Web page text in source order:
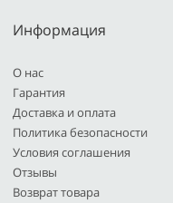
Информация
О нас
Гарантия
Доставка и оплата
Политика безопасности
Условия соглашения
Отзывы
Возврат товара